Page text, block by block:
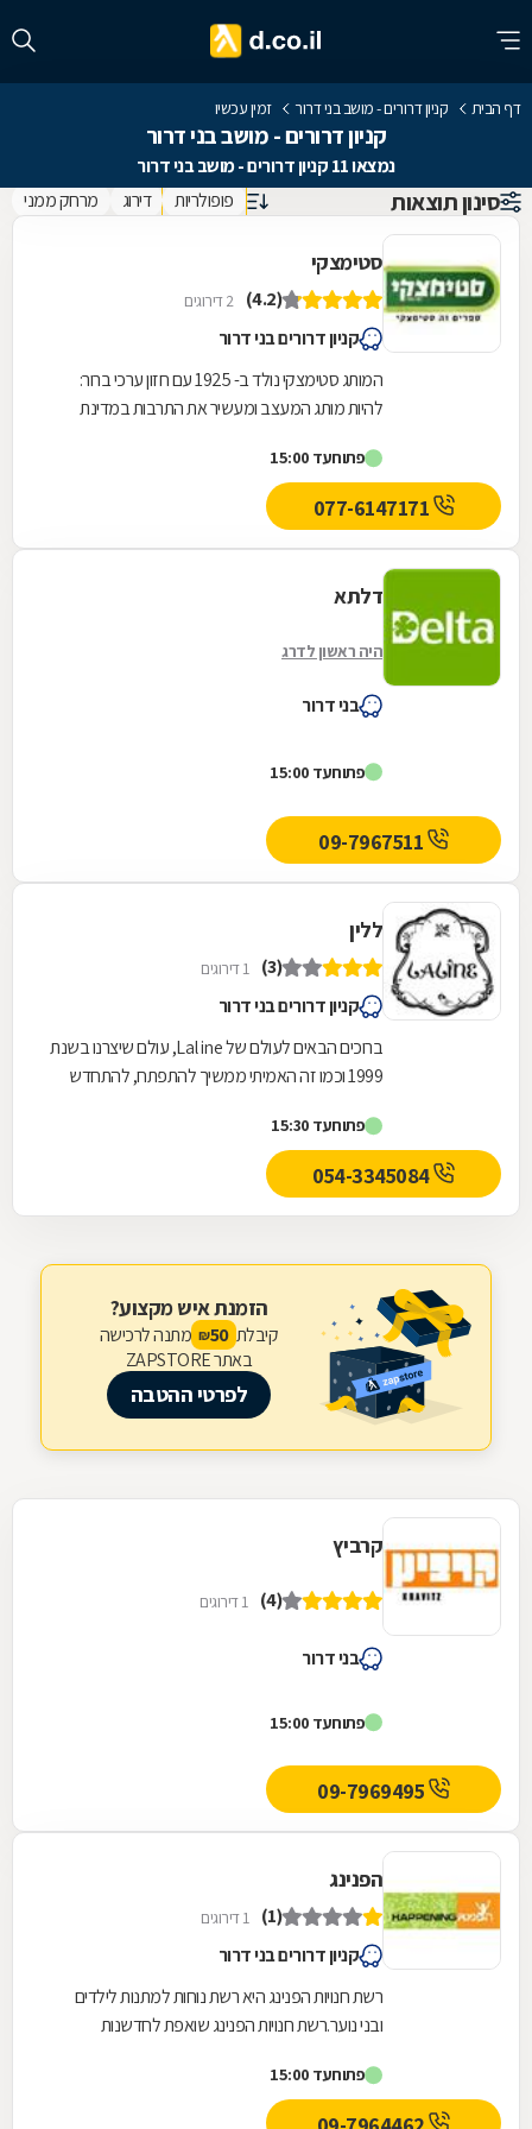
דף הבית קניון דרורים - מושב בני דרור זמין עכשיו
קניון דרורים - מושב בני דרור
נמצאו 11 קניון דרורים - מושב בני דרור
סינון תוצאות פופולריות דירוג מרחק ממני
סטימצקי
(4.2) 2 דירוגים
קניון דרורים בני דרור
המותג סטימצקי נולד ב- 1925 עם חזון ערכי ברור:
להיות מותג המעצב ומעשיר את התרבות במדינת
חנויות הרשת...
פתוחעד 15:00
דלתא
היה ראשון לדרג
בני דרור
פתוחעד 15:00
ללין
(3) 1 דירוגים
קניון דרורים בני דרור
ברוכים הבאים לעולם של Laline, עולם שיצרנו בשנת
1999 וכמו זה האמיתי ממשיך להתפתח, להתחדש
אביב, הפכנו...
פתוחעד 15:30
054-3345084
הזמנת איש מקצוע?
קיבלת 50
₪ מתנה לרכישה
באתר ZAPSTORE
לפרטי ההטבה
קרביץ
(4) 1 דירוגים
בני דרור
פתוחעד 15:00
הפנינג
(1) 1 דירוגים
קניון דרורים בני דרור
רשת חנויות הפנינג היא רשת נוחות למתנות לילדים
ובני נוער.רשת חנויות הפנינג שואפת לחדשנות
המתאימים לקהל...
פתוחעד 15:00